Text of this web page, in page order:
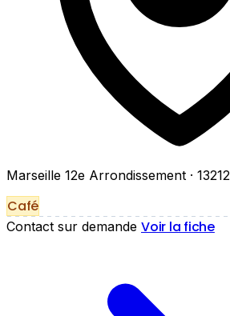
Marseille 12e Arrondissement · 13212
Café
Contact sur demande Voir la fiche